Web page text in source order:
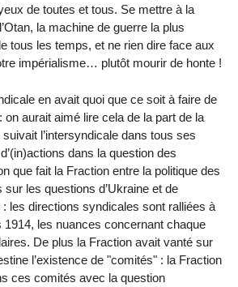
de toutes et tous. Se mettre à la
la machine de guerre la plus
tous les temps, et ne rien dire face aux
impérialisme… plutôt mourir de honte !
en avait quoi que ce soit à faire de
on aurait aimé lire cela de la part de la
suivait l’intersyndicale dans tous ses
dans la question des
que fait la Fraction entre la politique des
les questions d’Ukraine et de
les directions syndicales sont ralliées à
1914, les nuances concernant chaque
De plus la Fraction avait vanté sur
l’existence de "comités" : la Fraction
ces comités avec la question